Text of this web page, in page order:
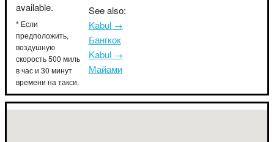
available.
* Если
предположить,
воздушную
скорость 500 миль
в час и 30 минут
времени на такси.
See also:
Kabul →
Бангкок
Kabul →
Майами